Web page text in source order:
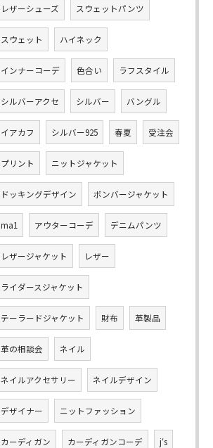
レザーシューズ スウェットパンツ
スウェット ハイネック
インナーコーデ 色合い ラフスタイル
シルバーアクセ シルバー バングル
イアカフ シルバー925 春夏 受注会
プリント ニットジャケット
ドッキングデザイン ボンバージャケット
ma1 アウターコーデ デニムパンツ
レザージャケット レザー
ライダースジャケット
テーラードジャケット 財布 革製品
革の相談会 ネイル
ネイルアクセサリー ネイルデザイン
デザイナー ニットファッション
カーディガン カーディガンコーデ j‘s